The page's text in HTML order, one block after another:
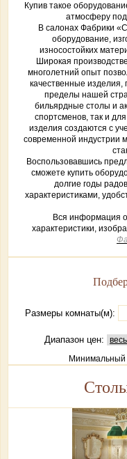
Купив такое
атмосферу под
В салонах Фабрики
оборудование,
износостойких
Широкая
многолетний опыт
качественные
пределы нашей
бильярдные столы и
спортсменов, так и
изделия создаются с
современной индустрии
Воспользовавшись
сможете купить
долгие годы
характеристиками,
Вся информация
характеристики,
Размеры комнаты(м):
Диапазон цен:
Минимальный